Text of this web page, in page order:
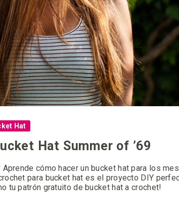
Hat
Hat Summer of ’69
cómo hacer un bucket hat para los
para bucket hat es el proyecto DIY
tu patrón gratuito de bucket hat a crochet!